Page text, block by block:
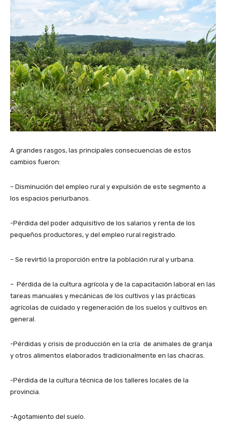
A grandes rasgos, las principales consecuencias de estos
cambios fueron:
– Disminución del empleo rural y expulsión de este segmento a
los espacios periurbanos.
-Pérdida del poder adquisitivo de los salarios y renta de los
pequeños productores, y del empleo rural registrado.
– Se revirtió la proporción entre la población rural y urbana.
– Pérdida de la cultura agrícola y de la capacitación laboral en las
tareas manuales y mecánicas de los cultivos y las prácticas
agrícolas de cuidado y regeneración de los suelos y cultivos en
general.
-Pérdidas y crisis de producción en la cría de animales de granja
y otros alimentos elaborados tradicionalmente en las chacras.
-Pérdida de la cultura técnica de los talleres locales de la
provincia.
-Agotamiento del suelo.